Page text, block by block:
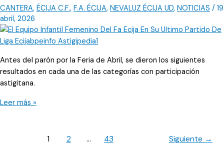
CANTERA, ÉCIJA C.F., F.A. ÉCIJA, NEVALUZ ÉCIJA UD, NOTICIAS / 19
abril, 2026
Antes del parón por la Feria de Abril, se dieron los siguientes
resultados en cada una de las categorías con participación
astigitana.
Las
Leer más »
1 2 … 43 Siguiente →